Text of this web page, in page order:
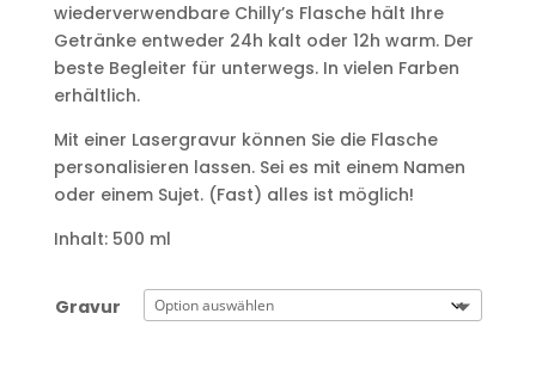
wiederverwendbare Chilly’s Flasche hält Ihre
Getränke entweder 24h kalt oder 12h warm. Der
beste Begleiter für unterwegs. In vielen Farben
erhältlich.
Mit einer Lasergravur können Sie die Flasche
personalisieren lassen. Sei es mit einem Namen
oder einem Sujet. (Fast) alles ist möglich!
Inhalt: 500 ml
Gravur